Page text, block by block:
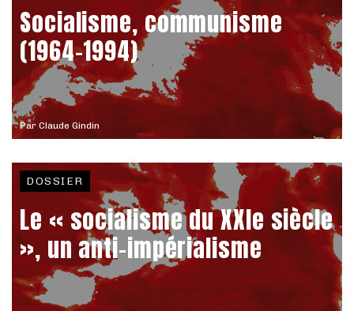
Par Claude Gindin
Socialisme, communisme
(1964-1994)
DOSSIER
Le « socialisme du XXIe siècle
», un anti-impérialisme